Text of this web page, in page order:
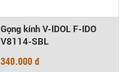
Gọng kính V-IDOL F-IDO
V8114-SBL
340.000 đ